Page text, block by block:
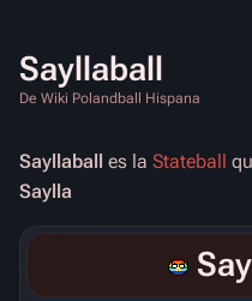
Sayllaball
De Wiki Polandball Hispana
Sayllaball es la Stateball
Saylla